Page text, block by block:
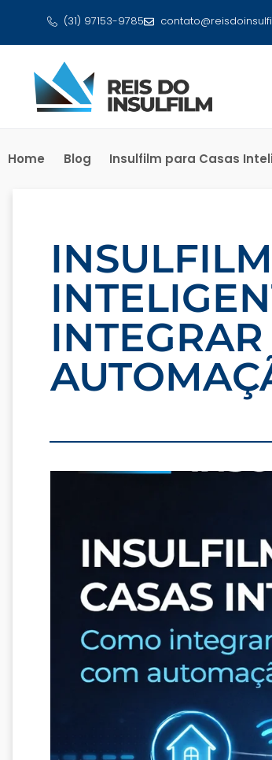
(31) 97153-9785
Home Blog Insulfilm para Casas